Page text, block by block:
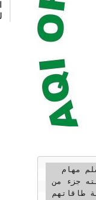
الحياة، وكيف ما يكون الشباب يكون مستقبل الدولة، لذا فإن العناية بجيل الشباب ورعايته جزء من
التخطيط لمستقبل الدولة، والحرص على مكانتها, وإن التفكير باستيعاب طاقات الشباب، ورعاية طاقاتهم